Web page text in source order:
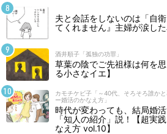
夫と会話をしないのは「自
てくれません』主婦が涙し
酒井順子「孤独の功罪」
草葉の陰でご先祖様は何を
る小さなイエ】
カモチケビ子「～40代、そろそろ誰
ー婚活のかなえ方」
時代が変わっても、結局婚
「知人の紹介」説！【超
なえ方 vol.10】